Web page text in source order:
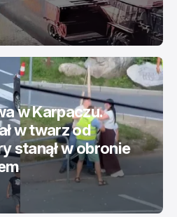
w Karpaczu.
w twarz od
stanął w obronie